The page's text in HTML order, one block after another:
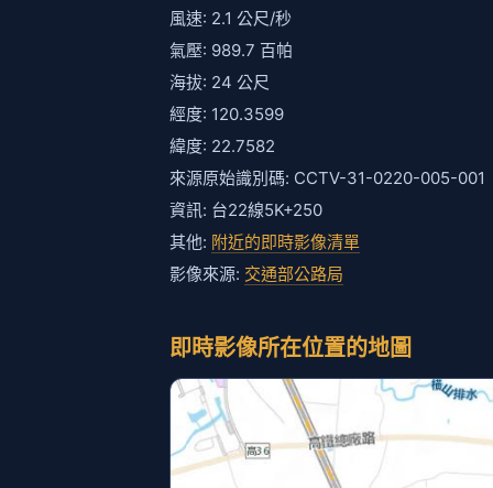
風速: 2.1 公尺/秒
氣壓: 989.7 百帕
海拔: 24 公尺
經度: 120.3599
緯度: 22.7582
來源原始識別碼: CCTV-31-0220-005-001
資訊: 台22線5K+250
其他: 附近的即時影像清單
影像來源: 交通部公路局
即時影像所在位置的地圖